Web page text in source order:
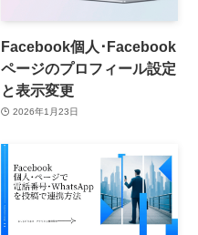
Facebook個人･Facebook
ページのプロフィール設定
と表示変更
2026年1月23日